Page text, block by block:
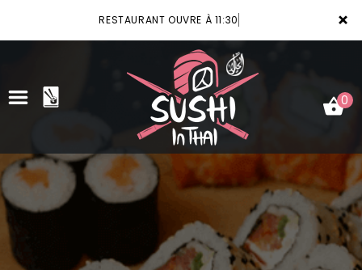
×
RESTAURANT OUVRE À 11:30
ACCUEIL
VOTRE COMPTE
0